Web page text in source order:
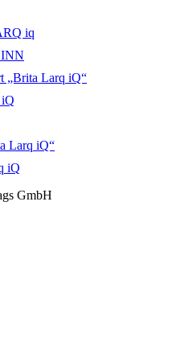
iq
„Brita Larq iQ“
Larq iQ“
iQ
GmbH